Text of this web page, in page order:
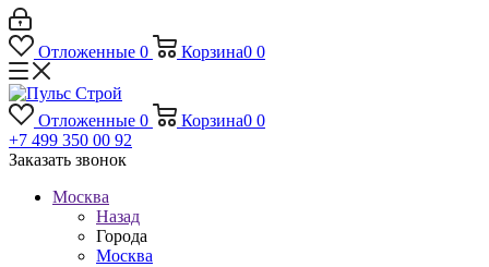
Отложенные 0 Корзина0 0
Отложенные 0 Корзина0 0
+7 499 350 00 92
Заказать звонок
Москва
Назад
Города
Москва